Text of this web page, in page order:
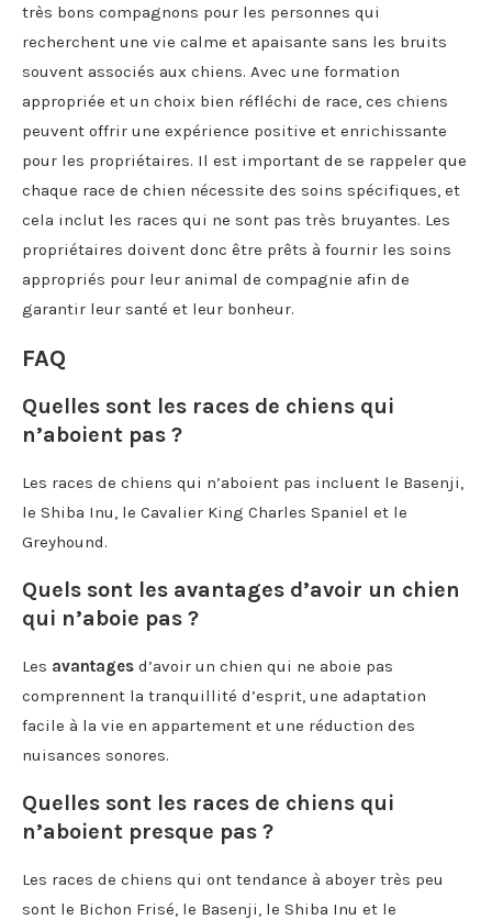
très bons compagnons pour les personnes qui
recherchent une vie calme et apaisante sans les bruits
souvent associés aux chiens. Avec une formation
appropriée et un choix bien réfléchi de race, ces chiens
peuvent offrir une expérience positive et enrichissante
pour les propriétaires. Il est important de se rappeler que
chaque race de chien nécessite des soins spécifiques, et
cela inclut les races qui ne sont pas très bruyantes. Les
propriétaires doivent donc être prêts à fournir les soins
appropriés pour leur animal de compagnie afin de
garantir leur santé et leur bonheur.
FAQ
Quelles sont les races de chiens qui
n’aboient pas ?
Les races de chiens qui n’aboient pas incluent le Basenji,
le Shiba Inu, le Cavalier King Charles Spaniel et le
Greyhound.
Quels sont les avantages d’avoir un chien
qui n’aboie pas ?
Les avantages d’avoir un chien qui ne aboie pas
comprennent la tranquillité d’esprit, une adaptation
facile à la vie en appartement et une réduction des
nuisances sonores.
Quelles sont les races de chiens qui
n’aboient presque pas ?
Les races de chiens qui ont tendance à aboyer très peu
sont le Bichon Frisé, le Basenji, le Shiba Inu et le